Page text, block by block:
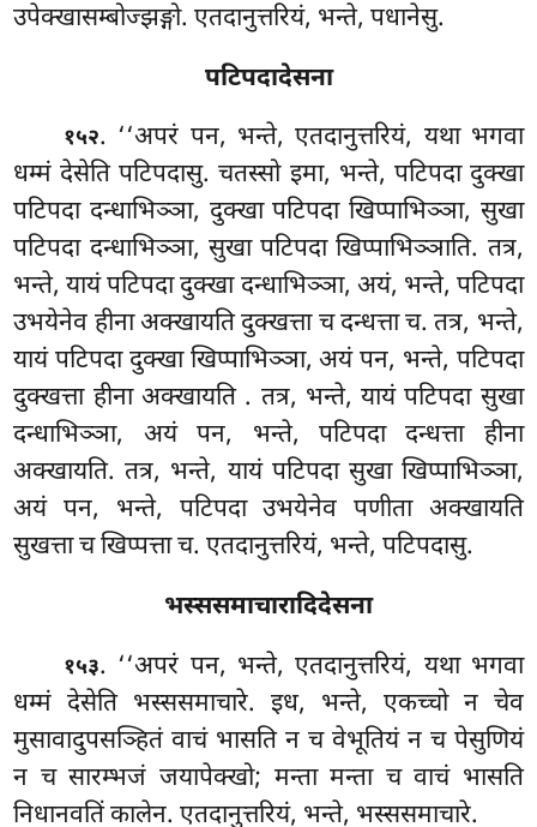
उपेक्खासम्बोज्झङ्गो. एतदानुत्तरियं, भन्ते, पधानेसु.
पटिपदादेसना
१५२. ‘‘अपरं पन, भन्ते, एतदानुत्तरियं, यथा भगवा
धम्मं देसेति पटिपदासु. चतस्सो इमा, भन्ते, पटिपदा दुक्खा
पटिपदा दन्धाभिञ्ञा, दुक्खा पटिपदा खिप्पाभिञ्ञा, सुखा
पटिपदा दन्धाभिञ्ञा, सुखा पटिपदा खिप्पाभिञ्ञाति. तत्र,
भन्ते, यायं पटिपदा दुक्खा दन्धाभिञ्ञा, अयं, भन्ते, पटिपदा
उभयेनेव हीना अक्खायति दुक्खत्ता च दन्धत्ता च. तत्र, भन्ते,
यायं पटिपदा दुक्खा खिप्पाभिञ्ञा, अयं पन, भन्ते, पटिपदा
दुक्खत्ता हीना अक्खायति . तत्र, भन्ते, यायं पटिपदा सुखा
दन्धाभिञ्ञा, अयं पन, भन्ते, पटिपदा दन्धत्ता हीना
अक्खायति. तत्र, भन्ते, यायं पटिपदा सुखा खिप्पाभिञ्ञा,
अयं पन, भन्ते, पटिपदा उभयेनेव पणीता अक्खायति
सुखत्ता च खिप्पत्ता च. एतदानुत्तरियं, भन्ते, पटिपदासु.
भस्ससमाचारादिदेसना
१५३. ‘‘अपरं पन, भन्ते, एतदानुत्तरियं, यथा भगवा
धम्मं देसेति भस्ससमाचारे. इध, भन्ते, एकच्चो न चेव
मुसावादुपसञ्हितं वाचं भासति न च वेभूतियं न च पेसुणियं
न च सारम्भजं जयापेक्खो; मन्ता मन्ता च वाचं भासति
निधानवतिं कालेन. एतदानुत्तरियं, भन्ते, भस्ससमाचारे.